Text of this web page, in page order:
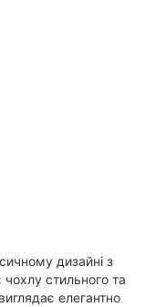
дизайні з
стильного та
елегантно